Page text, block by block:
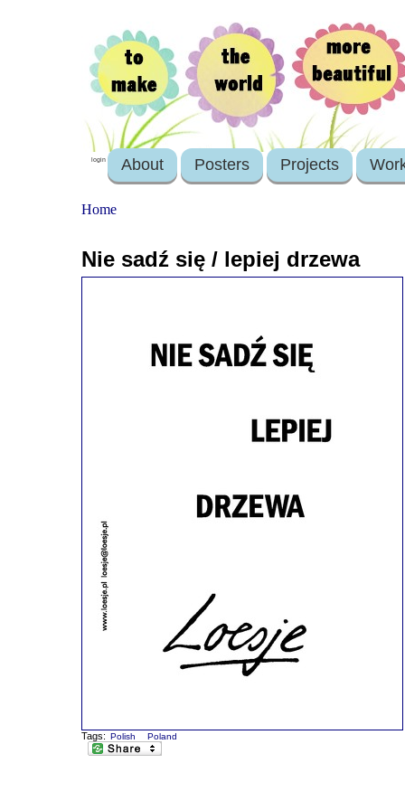
login About Posters Projects
Home
Nie sadź się / lepiej drzewa
Tags: Polish Poland